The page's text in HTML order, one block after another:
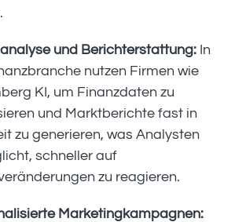
und Berichterstattung:In
nutzen Firmen wie
KI, um Finanzdaten zu
und Marktberichte fast in
zu generieren, was Analysten
schneller auf
zu reagieren.
Marketingkampagnen: